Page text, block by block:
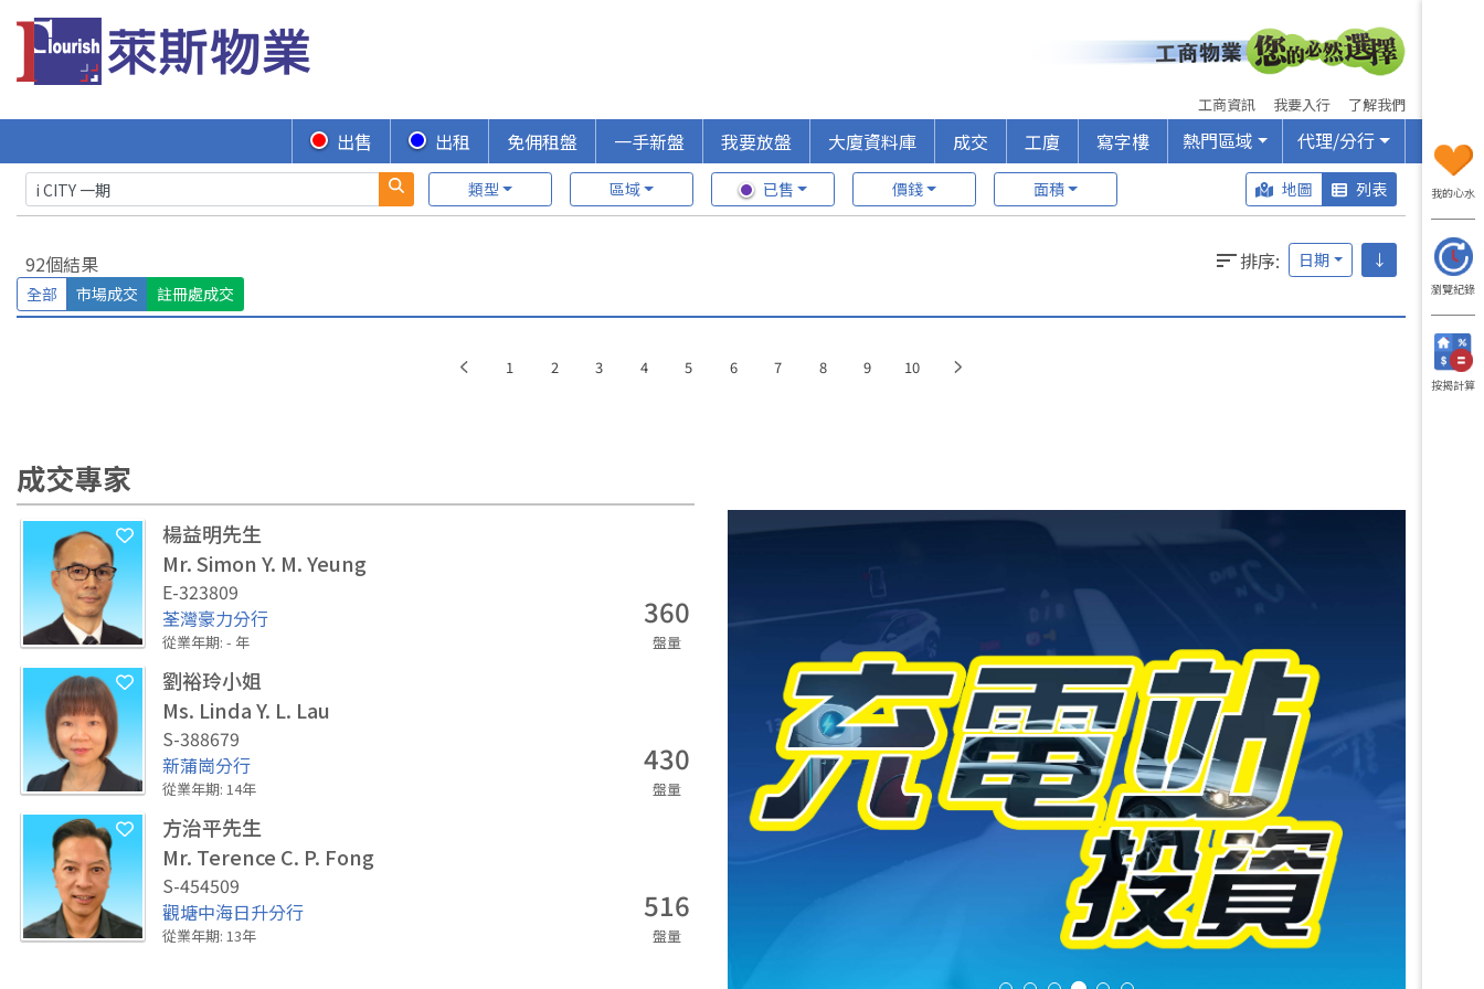
工商資訊 我要入行 了解我們
出售 出租 免佣租盤 一手新盤 我要放盤 大廈資料庫 成交 工廈 寫字樓 熱門區域 代理/分行
類型 區域 已售 價錢 面積 地圖 列表
92個結果 排序: 日期
↓
全部
市場成交 註冊處成交
1 2 3 4 5 6 7 8 9 10
成交專家
楊益明先生
Mr. Simon Y. M. Yeung
E-323809
荃灣豪力分行
從業年期: - 年
360
盤量
劉裕玲小姐
Ms. Linda Y. L. Lau
S-388679
新蒲崗分行
從業年期: 14年
430
盤量
方治平先生
Mr. Terence C. P. Fong
S-454509
觀塘中海日升分行
從業年期: 13年
516
盤量
我的心水
瀏覽紀錄
按揭計算